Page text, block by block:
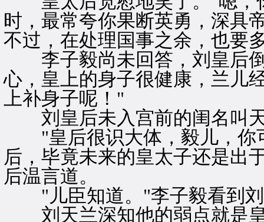
时，最常夸你果断英勇，深具
不过，在处理国事之余，也要
李子毅尚未回答，刘皇后倒
心，皇上的身子很健康，兰儿
上补身子呢！"
刘皇后未入宫前的闺名叫天
"皇后很识大体，毅儿，你
后，毕竟未来的皇太子还是出
后温言道。
"儿臣知道。"李子毅看到刘
刘天兰深知他的弱点就是皇